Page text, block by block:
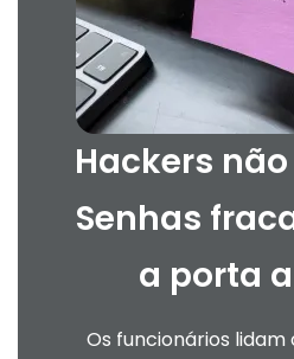
Hackers
Senhas
a porta
Os funcionários lidam